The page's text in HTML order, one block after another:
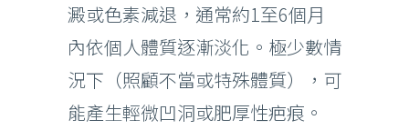
澱或色素減退，通常約1至6個月
內依個人體質逐漸淡化。極少數情
況下（照顧不當或特殊體質），可
能產生輕微凹洞或肥厚性疤痕。